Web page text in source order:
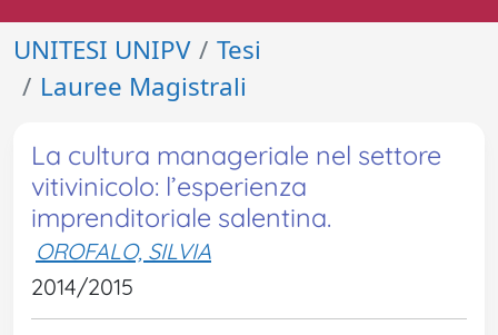
UNITESI UNIPV
Tesi
Lauree Magistrali
La cultura manageriale nel settore
vitivinicolo: l’esperienza
imprenditoriale salentina.
OROFALO, SILVIA
2014/2015